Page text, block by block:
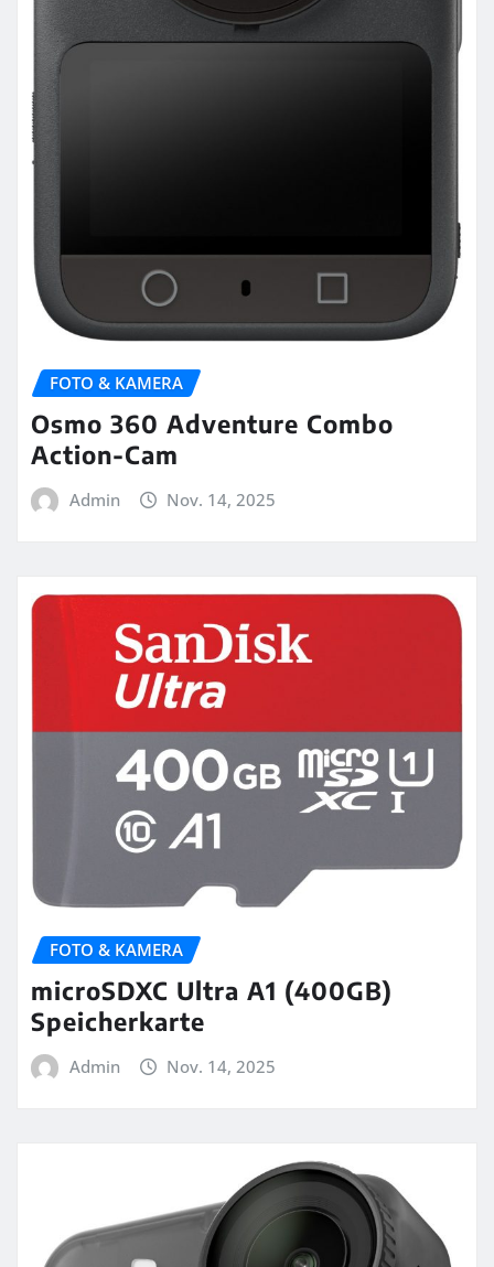
FOTO & KAMERA
Osmo 360 Adventure Combo
Action-Cam
Admin Nov. 14, 2025
FOTO & KAMERA
microSDXC Ultra A1 (400GB)
Speicherkarte
Admin Nov. 14, 2025